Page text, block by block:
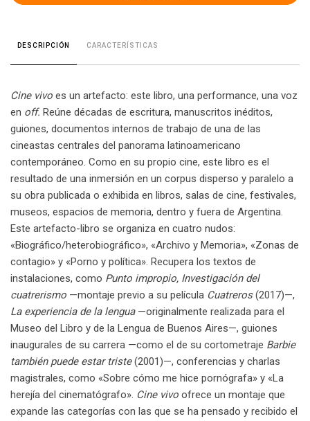
DESCRIPCIÓN CARACTERÍSTICAS
Cine vivo es un artefacto: este libro, una performance, una voz
en off. Reúne décadas de escritura, manuscritos inéditos,
guiones, documentos internos de trabajo de una de las
cineastas centrales del panorama latinoamericano
contemporáneo. Como en su propio cine, este libro es el
resultado de una inmersión en un corpus disperso y paralelo a
su obra publicada o exhibida en libros, salas de cine, festivales,
museos, espacios de memoria, dentro y fuera de Argentina.
Este artefacto-libro se organiza en cuatro nudos:
«Biográfico/heterobiográfico», «Archivo y Memoria», «Zonas de
contagio» y «Porno y política». Recupera los textos de
instalaciones, como Punto impropio, Investigación del
cuatrerismo —montaje previo a su película Cuatreros(2017)—,
La experiencia de la lengua—originalmente realizada para el
Museo del Libro y de la Lengua de Buenos Aires—, guiones
inaugurales de su carrera —como el de su cortometraje Barbie
también puede estar triste(2001)—, conferencias y charlas
magistrales, como «Sobre cómo me hice pornógrafa» y «La
herejía del cinematógrafo». Cine vivo ofrece un montaje que
expande las categorías con las que se ha pensado y recibido el